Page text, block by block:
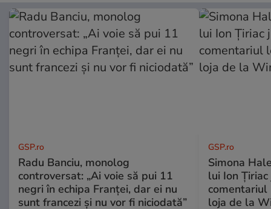
GSP.ro
Radu Banciu, monolog
controversat: „Ai voie să pui 11
negri în echipa Franței, dar ei nu
sunt francezi și nu vor fi niciodată”
GSP.ro
Simona
lui Ion
loja de la